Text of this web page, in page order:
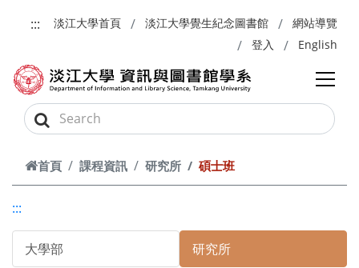
:::
淡江大學首頁 淡江大學覺生紀念圖書館
網站導覽
登入
English
首頁 課程資訊 研究所 碩士班
:::
大學部 研究所